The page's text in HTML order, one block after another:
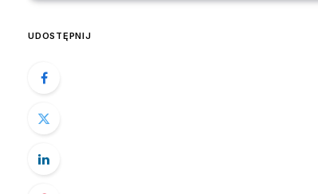
UDOSTĘPNIJ